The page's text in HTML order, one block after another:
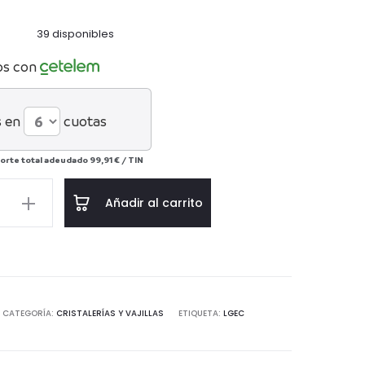
39 disponibles
con
en cuotas
total adeudado 99,91 € / TIN
Añadir al carrito
CATEGORÍA: CRISTALERÍAS Y VAJILLAS ETIQUETA: LGEC